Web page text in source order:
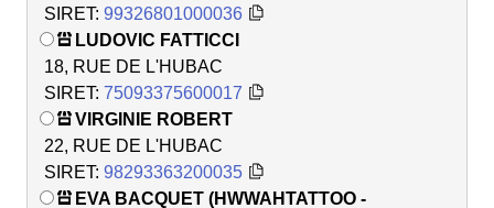
SIRET: 99326801000036
LUDOVIC FATTICCI
18, RUE DE L'HUBAC
SIRET: 75093375600017
VIRGINIE ROBERT
22, RUE DE L'HUBAC
SIRET: 98293363200035
EVA BACQUET (HWWAHTATTOO -